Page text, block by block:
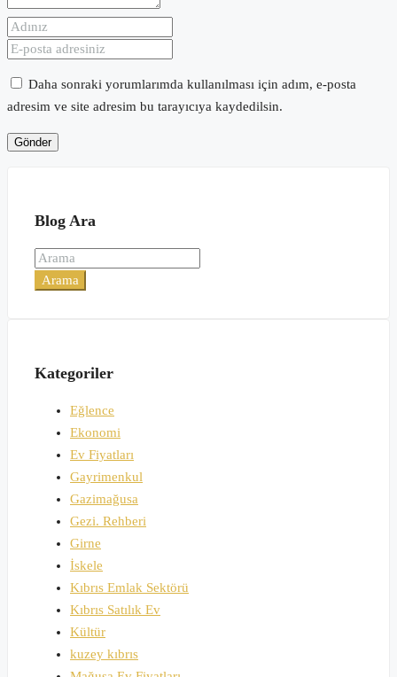
Daha sonraki yorumlarımda kullanılması için adım, e-posta
adresim ve site adresim bu tarayıcıya kaydedilsin.
Blog Ara
Arama
Kategoriler
Eğlence
Ekonomi
Ev Fiyatları
Gayrimenkul
Gazimağusa
Gezi. Rehberi
Girne
İskele
Kıbrıs Emlak Sektörü
Kıbrıs Satılık Ev
Kültür
kuzey kıbrıs